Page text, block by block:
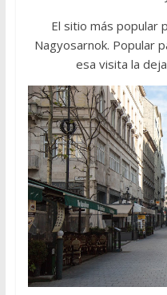
El sitio más popular
Nagyosarnok. Popular
esa visita la